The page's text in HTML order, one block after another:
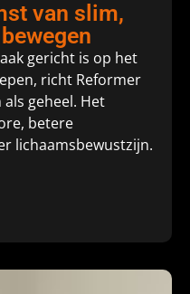
van slim,
gericht is op het
richt Reformer
geheel. Het
betere
lichaamsbewustzijn.